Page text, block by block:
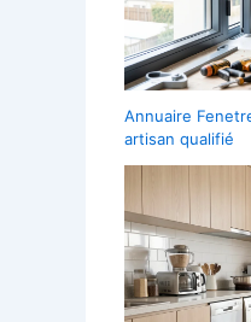
Annuaire
artisan qualifié